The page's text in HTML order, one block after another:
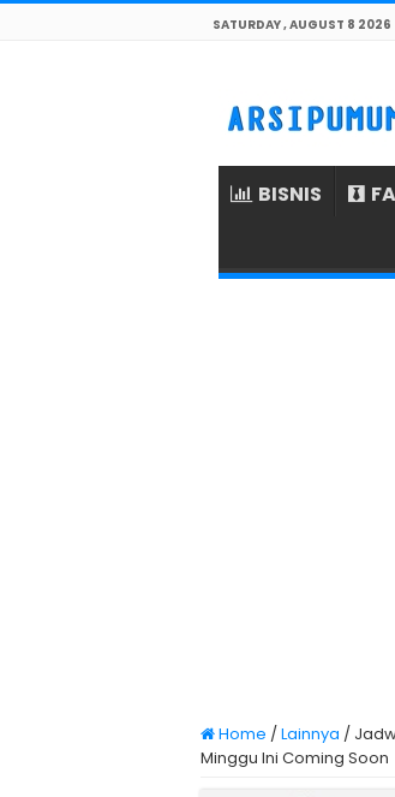
SATURDAY , AUGUST 8 2026
BISNIS
Home /Lainnya /
Minggu Ini Coming Soon